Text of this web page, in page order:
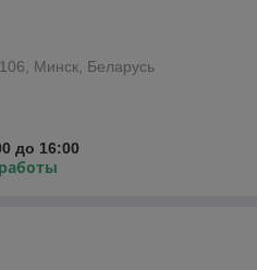
Минск, Беларусь
до 16:00